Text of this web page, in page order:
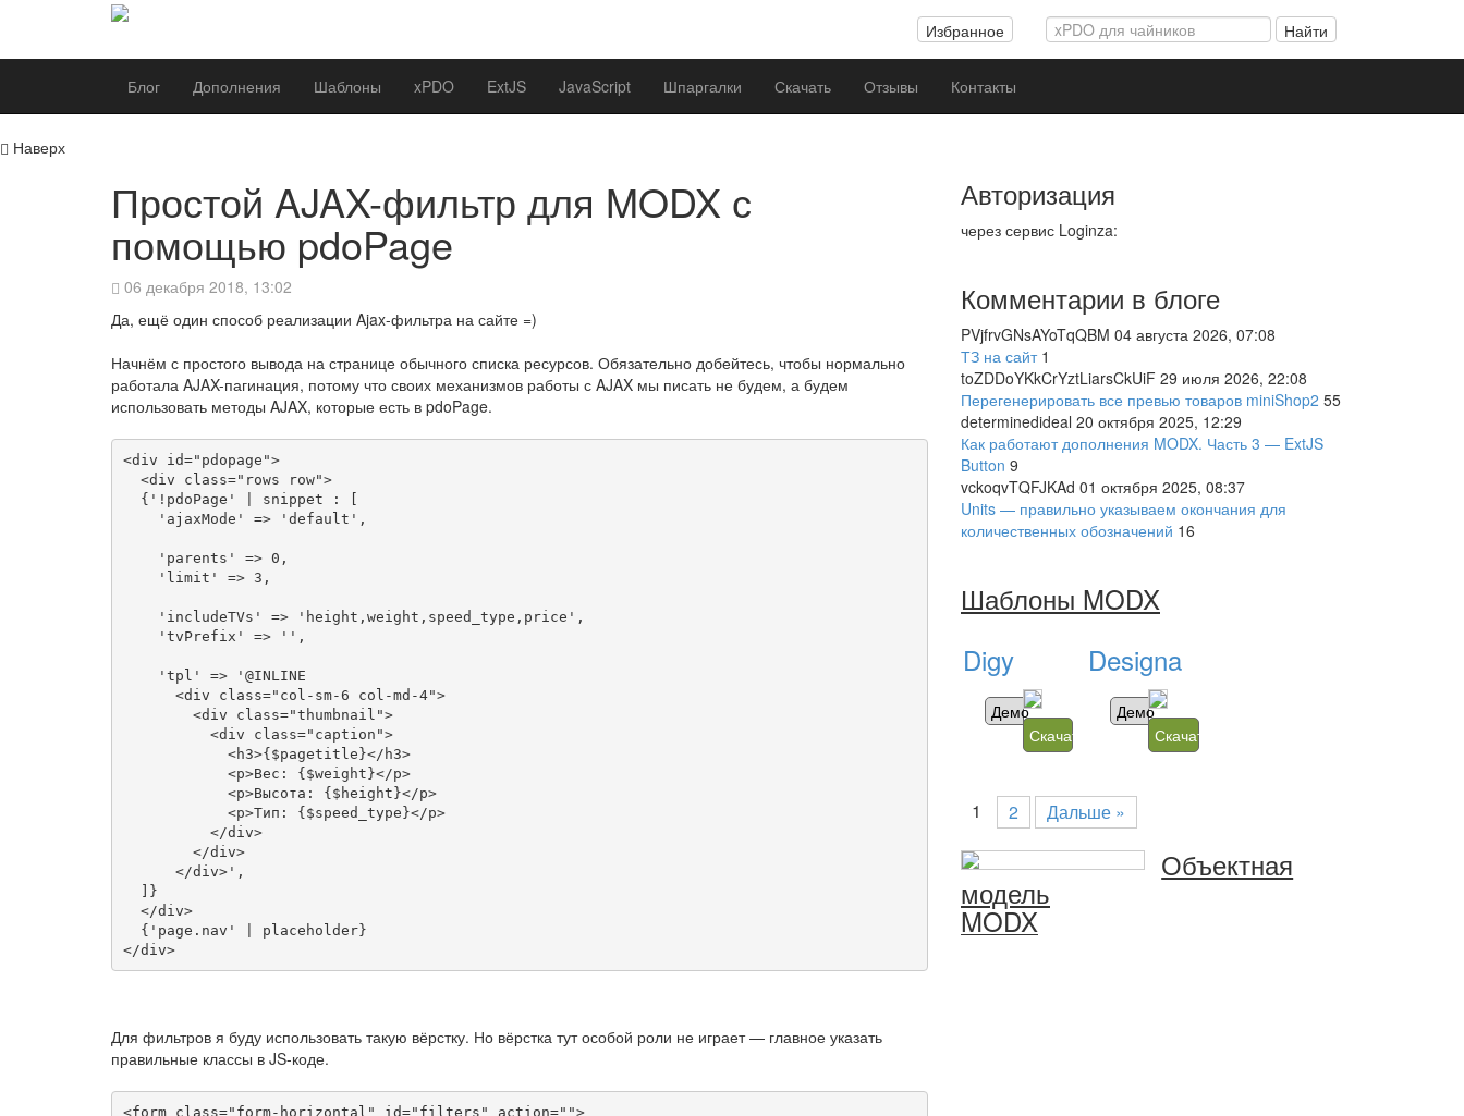
Поиск Найти
Избранное
Блог Дополнения Шаблоны xPDO ExtJS JavaScript Шпаргалки Скачать Отзывы Контакты
Наверх
Простой AJAX-фильтр для MODX с
помощью pdoPage
06 декабря 2018, 13:02
Да, ещё один способ реализации Ajax-фильтра на сайте =)
Начнём с простого вывода на странице обычного списка ресурсов. Обязательно добейтесь, чтобы нормально
работала AJAX-пагинация, потому что своих механизмов работы с AJAX мы писать не будем, а будем
использовать методы AJAX, которые есть в pdoPage.
<div id="pdopage">
  <div class="rows row">
  {'!pdoPage' | snippet : [
    'ajaxMode' => 'default',
    'parents' => 0,
    'limit' => 3,
    'includeTVs' => 'height,weight,speed_type,price',
    'tvPrefix' => '',
    'tpl' => '@INLINE
      <div class="col-sm-6 col-md-4">
        <div class="thumbnail">
          <div class="caption">
            <h3>{$pagetitle}</h3>
            <p>Вес: {$weight}</p>
            <p>Высота: {$height}</p>
            <p>Тип: {$speed_type}</p>
          </div>
        </div>
      </div>',
  ]}
  </div>
  {'page.nav' | placeholder}
</div>
Для фильтров я буду использовать такую вёрстку. Но вёрстка тут особой роли не играет — главное указать
правильные классы в JS-коде.
<form class="form-horizontal" id="filters" action="">
Авторизация
через сервис Loginza:
Комментарии в блоге
PVjfrvGNsAYoTqQBM 04 августа 2026, 07:08
ТЗ на сайт 1
toZDDoYKkCrYztLiarsCkUiF 29 июля 2026, 22:08
Перегенерировать все превью товаров miniShop2 55
determinedideal 20 октября 2025, 12:29
Как работают дополнения MODX. Часть 3 — ExtJS
Button 9
vckoqvTQFJKAd 01 октября 2025, 08:37
Units — правильно указываем окончания для
количественных обозначений 16
Шаблоны MODX
Digy
Демо
Скачать
Designa
Демо
Скачать
1 2 Дальше »
Объектная
модель
MODX